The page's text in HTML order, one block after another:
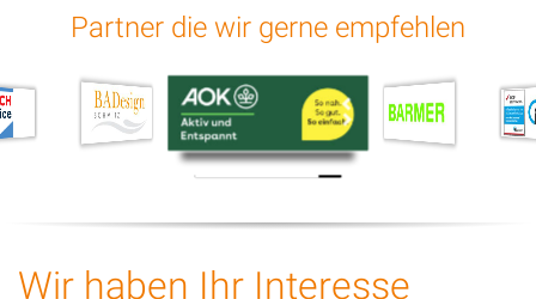
Partner die wir gerne empfehlen
Wir haben Ihr Interesse